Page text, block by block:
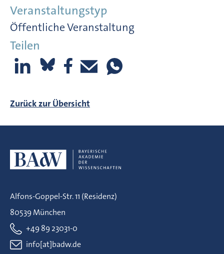
Veranstaltungstyp
Öffentliche Veranstaltung
Teilen
Zurück zur Übersicht
Alfons-Goppel-Str. 11 (Residenz)
80539 München
+49 89 23031-0
info[at]badw.de